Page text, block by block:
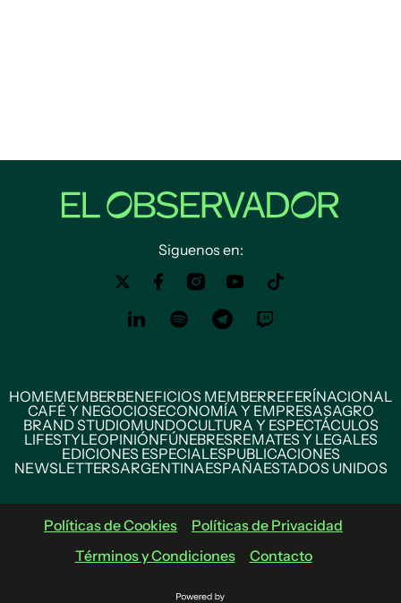
Siguenos en:
HOMEMEMBERBENEFICIOS MEMBERREFERÍNACIONAL
CAFÉ Y NEGOCIOSECONOMÍA Y EMPRESASAGRO
BRAND STUDIOMUNDOCULTURA Y ESPECTÁCULOS
LIFESTYLEOPINIÓNFÚNEBRESREMATES Y LEGALES
EDICIONES ESPECIALESPUBLICACIONES
NEWSLETTERSARGENTINAESPAÑAESTADOS UNIDOS
Políticas de Cookies
Políticas de Privacidad
Términos y Condiciones
Contacto